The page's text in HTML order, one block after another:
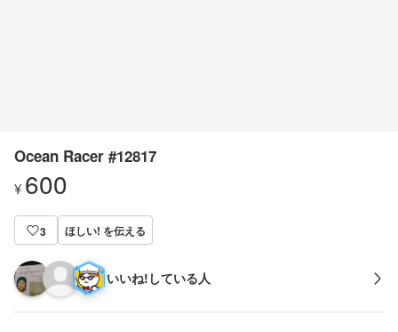
Ocean Racer #12817
¥ 600
3 ほしい! を伝える
いいね!している人